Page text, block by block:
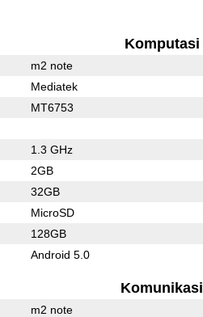
Komputasi
m2 note
Mediatek
MT6753
1.3 GHz
2GB
32GB
MicroSD
128GB
Android 5.0
Komunikasi
m2 note